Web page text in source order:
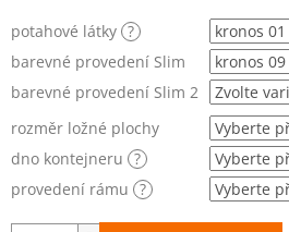
potahové látky ?
barevné provedení Slim
barevné provedení Slim 2
rozměr ložné plochy
dno kontejneru ?
provedení rámu ?